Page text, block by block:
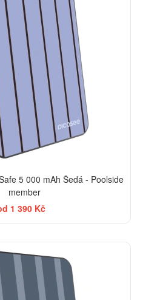
5 000 mAh Šedá - Poolside
member
1 390 Kč